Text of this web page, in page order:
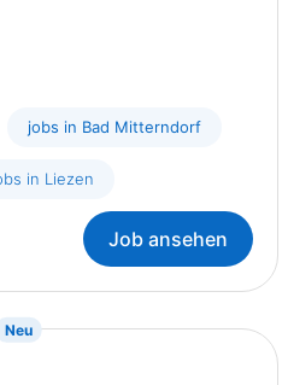
jobs in Bad Mitterndorf
in Liezen
Job ansehen
Neu{prompt.job}